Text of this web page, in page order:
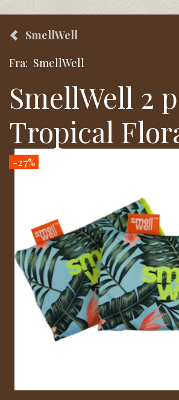
SmellWell
Fra: SmellWell
SmellWell 2
Tropical
-27%